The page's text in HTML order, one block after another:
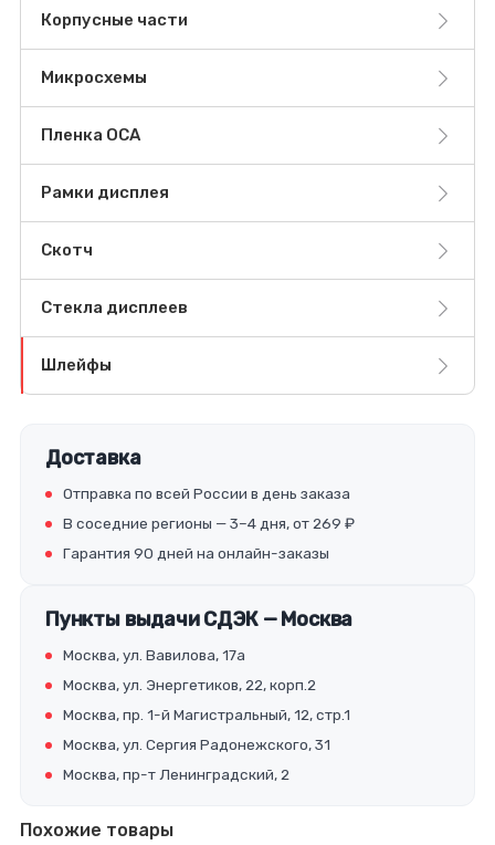
Корпусные части
Микросхемы
Пленка OCA
Рамки дисплея
Скотч
Стекла дисплеев
Шлейфы
Доставка
Отправка по всей России в день заказа
В соседние регионы — 3–4 дня, от 269 ₽
Гарантия 90 дней на онлайн-заказы
Пункты выдачи СДЭК — Москва
Москва, ул. Вавилова, 17а
Москва, ул. Энергетиков, 22, корп.2
Москва, пр. 1-й Магистральный, 12, стр.1
Москва, ул. Сергия Радонежского, 31
Москва, пр-т Ленинградский, 2
Похожие товары